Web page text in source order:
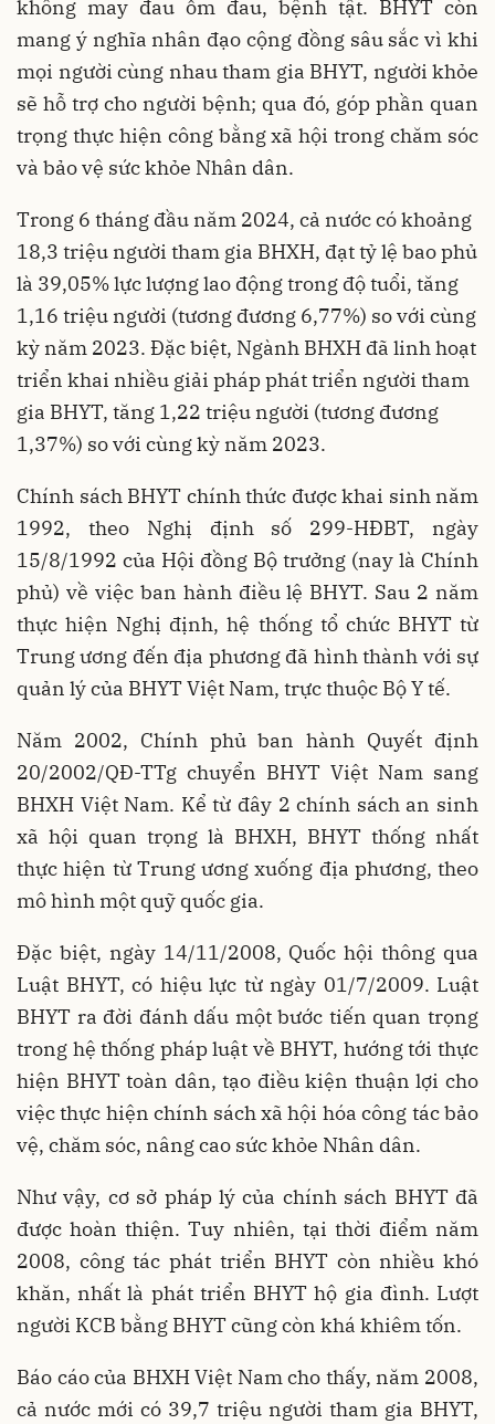
không may đau ốm đau, bệnh tật. BHYT còn
mang ý nghĩa nhân đạo cộng đồng sâu sắc vì khi
mọi người cùng nhau tham gia BHYT, người khỏe
sẽ hỗ trợ cho người bệnh; qua đó, góp phần quan
trọng thực hiện công bằng xã hội trong chăm sóc
và bảo vệ sức khỏe Nhân dân.
Trong 6 tháng đầu năm 2024, cả nước có khoảng
18,3 triệu người tham gia BHXH, đạt tỷ lệ bao phủ
là 39,05% lực lượng lao động trong độ tuổi, tăng
1,16 triệu người (tương đương 6,77%) so với cùng
kỳ năm 2023. Đặc biệt, Ngành BHXH đã linh hoạt
triển khai nhiều giải pháp phát triển người tham
gia BHYT, tăng 1,22 triệu người (tương đương
1,37%) so với cùng kỳ năm 2023.
Chính sách BHYT chính thức được khai sinh năm
1992, theo Nghị định số 299-HĐBT, ngày
15/8/1992 của Hội đồng Bộ trưởng (nay là Chính
phủ) về việc ban hành điều lệ BHYT. Sau 2 năm
thực hiện Nghị định, hệ thống tổ chức BHYT từ
Trung ương đến địa phương đã hình thành với sự
quản lý của BHYT Việt Nam, trực thuộc Bộ Y tế.
Năm 2002, Chính phủ ban hành Quyết định
20/2002/QĐ-TTg chuyển BHYT Việt Nam sang
BHXH Việt Nam. Kể từ đây 2 chính sách an sinh
xã hội quan trọng là BHXH, BHYT thống nhất
thực hiện từ Trung ương xuống địa phương, theo
mô hình một quỹ quốc gia.
Đặc biệt, ngày 14/11/2008, Quốc hội thông qua
Luật BHYT, có hiệu lực từ ngày 01/7/2009. Luật
BHYT ra đời đánh dấu một bước tiến quan trọng
trong hệ thống pháp luật về BHYT, hướng tới thực
hiện BHYT toàn dân, tạo điều kiện thuận lợi cho
việc thực hiện chính sách xã hội hóa công tác bảo
vệ, chăm sóc, nâng cao sức khỏe Nhân dân.
Như vậy, cơ sở pháp lý của chính sách BHYT đã
được hoàn thiện. Tuy nhiên, tại thời điểm năm
2008, công tác phát triển BHYT còn nhiều khó
khăn, nhất là phát triển BHYT hộ gia đình. Lượt
người KCB bằng BHYT cũng còn khá khiêm tốn.
Báo cáo của BHXH Việt Nam cho thấy, năm 2008,
cả nước mới có 39,7 triệu người tham gia BHYT,